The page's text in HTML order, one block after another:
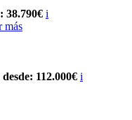
38.790€ i
más
112.000€ i